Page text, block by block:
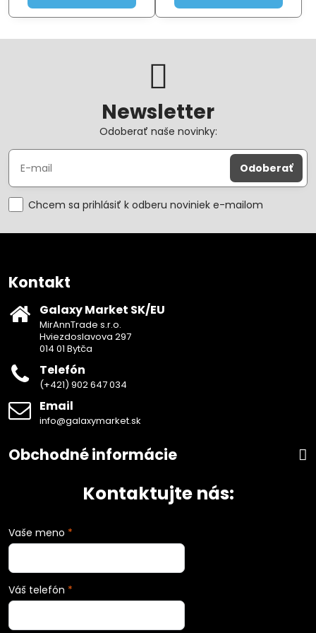
,...
ochranu rozvodů IP kamer a
bez...
Newsletter
Odoberať naše novinky:
Odoberať
Chcem sa prihlásiť k odberu noviniek e-mailom
Kontakt
Galaxy Market SK/EU
MirAnnTrade s.r.o.
Hviezdoslavova 297
014 01 Bytča
Telefón
(+421) 902 647 034
Email
info@galaxymarket.sk
Obchodné informácie
Kontaktujte nás:
Vaše meno *
Váš telefón *